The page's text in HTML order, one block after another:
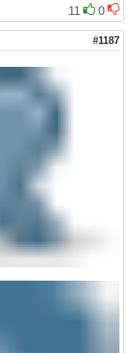
11
0
#1187